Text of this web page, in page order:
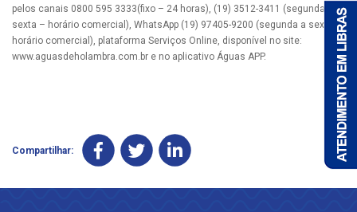
pelos canais 0800 595 3333(fixo – 24 horas), (19) 3512-3411 (segunda a
sexta – horário comercial), WhatsApp (19) 97405-9200 (segunda a sexta –
horário comercial), plataforma Serviços Online, disponível no site:
www.aguasdeholambra.com.br e no aplicativo Águas APP.
Compartilhar: